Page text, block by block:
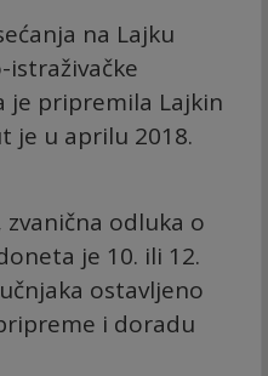
na Lajku
istraživačke
je pripremila Lajkin
je u aprilu 2018.
odluka o
je 10. ili 12.
ostavljeno
i doradu